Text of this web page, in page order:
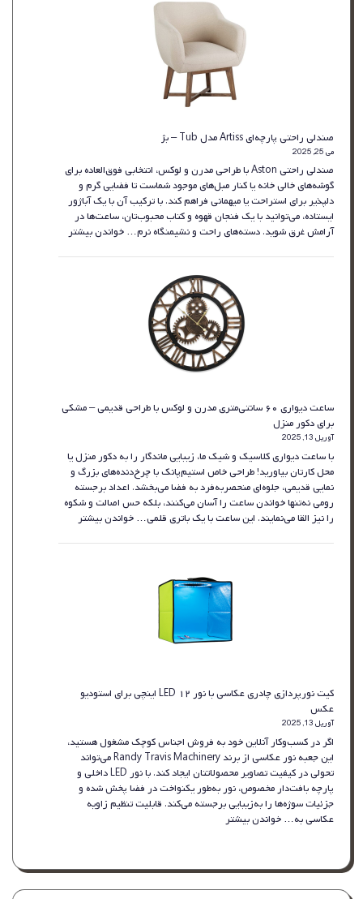
صندلی راحتی پارچه‌ای Artiss مدل Tub – بژ
می 25, 2025
صندلی راحتی Aston با طراحی مدرن و لوکس، انتخابی فوق‌العاده برای
گوشه‌های خالی خانه یا کنار مبل‌های موجود شماست تا فضایی گرم و
دلپذیر برای استراحت یا میهمانی فراهم کند. با ترکیب آن با یک آباژور
ایستاده، می‌توانید با یک فنجان قهوه و کتاب محبوب‌تان، ساعت‌ها در
آرامش غرق شوید. دسته‌های راحت و نشیمنگاه نرم… خواندن بیشتر
راحتی
ساعت دیواری ۶۰ سانتی‌متری مدرن و لوکس با طراحی قدیمی – مشکی
برای دکور منزل
آوریل 13, 2025
با ساعت دیواری کلاسیک و شیک ما، زیبایی ماندگار را به دکور منزل یا
محل کارتان بیاورید! طراحی خاص استیم‌پانک با چرخ‌دنده‌های بزرگ و
نمایی قدیمی، جلوه‌ای منحصربه‌فرد به فضا می‌بخشد. اعداد برجسته
رومی نه‌تنها خواندن ساعت را آسان می‌کنند، بلکه حس اصالت و شکوه
را نیز القا می‌نمایند. این ساعت با یک باتری قلمی… خواندن بیشتر
دیواری
منزل
کیت نورپردازی چادری عکاسی با نور LED ۱۲ اینچی برای استودیو
عکس
آوریل 13, 2025
اگر در کسب‌وکار آنلاین خود به فروش اجناس کوچک مشغول هستید،
این جعبه نور عکاسی از برند Randy Travis Machinery می‌تواند
تحولی در کیفیت تصاویر محصولاتتان ایجاد کند. با نور LED داخلی و
پارچه بافت‌دار مخصوص، نور به‌طور یکنواخت در فضا پخش شده و
جزئیات سوژه‌ها را به‌زیبایی برجسته می‌کند. قابلیت تنظیم زاویه
عکاسی به… خواندن بیشتر
با